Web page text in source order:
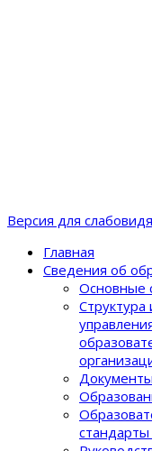
Версия для
Главная
Сведения об
Основные
Структура
Документы